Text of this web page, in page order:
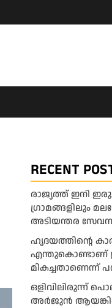
RECENT
രാജ്യത്ത് ഇനി
ഗ്രാമങ്ങളിലും
അടിയന്തര
ഹൃദയത്തിന്റെ
എന്തുകൊണ്ടാണ്
മികച്ചതാണെന്ന്
ഒളിവിലിരുന്ന്
അർജുൻ